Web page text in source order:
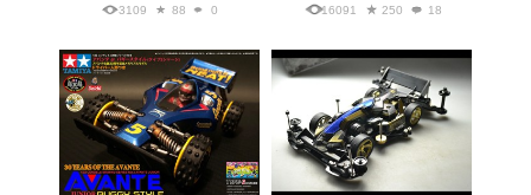
3109 88 0 16091 250 18